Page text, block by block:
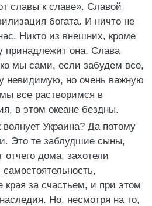
славы к славе». Славой
богата. И ничто не
Никто из внешних, кроме
принадлежит она. Слава
мы сами, если забудем все,
невидимую, но очень важную
все растворимся в
в этом океане бездны.
Украина? Да потому
Это те заблудшие сыны,
отчего дома, захотели
за счастьем, и при этом
Но, несмотря на то,